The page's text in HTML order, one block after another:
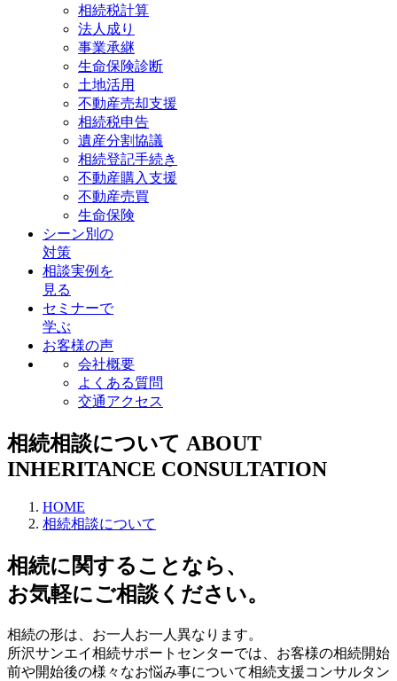
相続税計算
法人成り
事業承継
生命保険診断
土地活用
不動産売却支援
相続税申告
遺産分割協議
相続登記手続き
不動産購入支援
不動産売買
生命保険
シーン別の
対策
相談実例を
見る
セミナーで
学ぶ
お客様の声
会社概要
よくある質問
交通アクセス
相続相談について ABOUT
INHERITANCE CONSULTATION
HOME
相続相談について
相続に関することなら、
お気軽にご相談ください。
相続の形は、お一人お一人異なります。
所沢サンエイ相続サポートセンターでは、お客様の相続開始
前や開始後の様々なお悩み事について相続支援コンサルタン